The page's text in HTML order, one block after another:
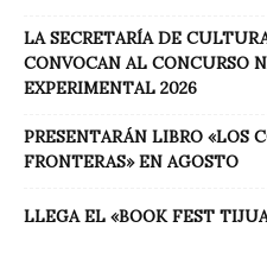
LA SECRETARÍA DE
CONVOCAN AL CONCURSO
EXPERIMENTAL 2026
PRESENTARÁN LIBRO «LOS
FRONTERAS» EN AGOSTO
LLEGA EL «BOOK FEST